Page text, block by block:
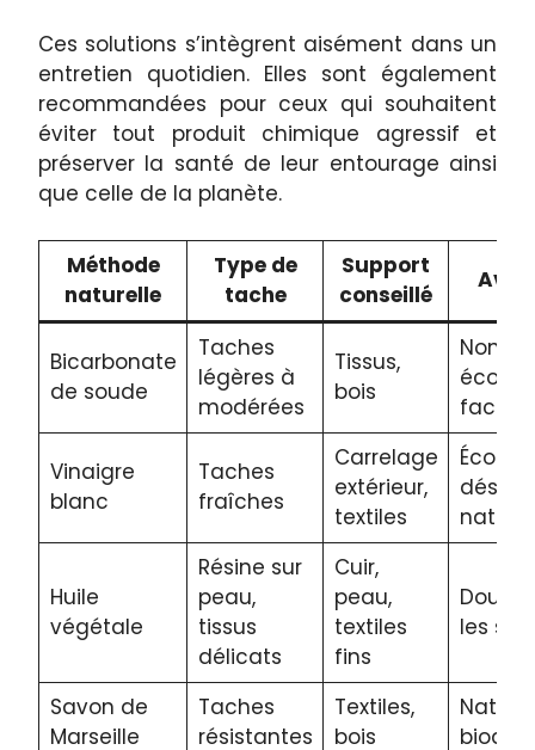
Ces solutions s’intègrent aisément dans un
entretien quotidien. Elles sont également
recommandées pour ceux qui souhaitent
éviter tout produit chimique agressif et
préserver la santé de leur entourage ainsi
que celle de la planète.
Méthode
naturelle
Type de
tache
Support
conseillé
Bicarbonate
de soude
Taches
légères à
modérées
Tissus,
bois
Non
facile
Vinaigre
blanc
Taches
fraîches
Carrelage
extérieur,
textiles
naturel
Huile
végétale
Résine sur
peau,
tissus
délicats
Cuir,
peau,
textiles
fins
Doux,
les
Savon de
Marseille
Taches
résistantes
Textiles,
bois